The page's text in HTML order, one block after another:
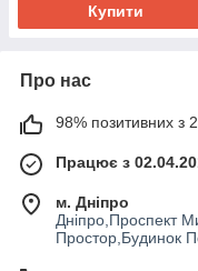
Купити
Про нас
98% позитивних з
Працює з
м. Дніпро
Дніпро,Проспект
Простор,Будинок